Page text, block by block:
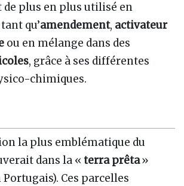
de plus en plus utilisé en
qu’amendement, activateur
ou en mélange dans des
, grâce à ses différentes
chimiques.
la plus emblématique du
dans la « terra prêta»
Portugais). Ces parcelles